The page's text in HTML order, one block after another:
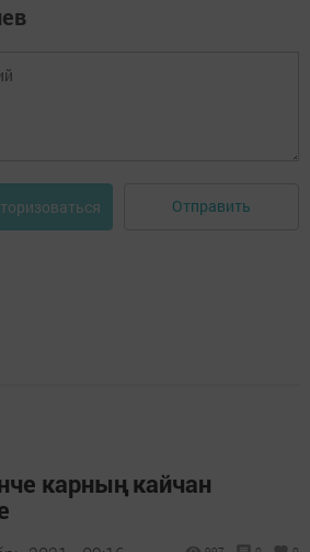
Отправить
карның кайчан